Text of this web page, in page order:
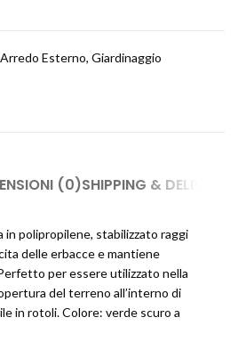
Arredo Esterno, Giardinaggio
(0)SHIPPING & DELIVERY
in polipropilene, stabilizzato raggi
delle erbacce e mantiene
per essere utilizzato nella
del terreno all’interno di
in rotoli. Colore: verde scuro a